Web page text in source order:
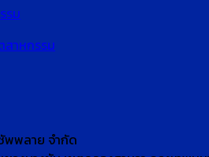
รม
สาหกรรม
พพลาย จำกัด